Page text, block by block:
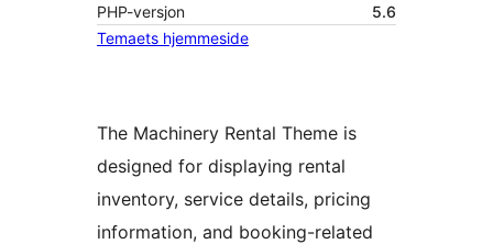
PHP-versjon
5.6
Temaets hjemmeside
The Machinery Rental Theme is
designed for displaying rental
inventory, service details, pricing
information, and booking-related